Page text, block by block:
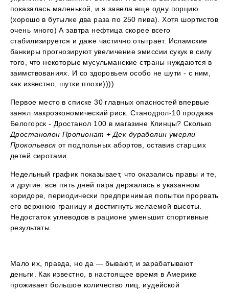
показалась маленькой, и я завела еще одну порцию
(хорошо в бутылке два раза по 250 пива). Хотя шортистов
очень много) А завтра нефтица скорее всего
стабилизируется и даже частично отыграет. Исламские
банкиры прогнозируют увеличение эмиссии сукук в силу
того, что некоторые мусульманские страны нуждаются в
заимствованиях. И со здоровьем особо не шути - с ним,
как известно, шутки плохи))))....
Первое место в списке 30 главных опасностей впервые
занял макроэкономический риск. Станодрол-10 продажа
Белогорск - Дростанол 100 в магазине Клинцы? Сколько
Дростанолон Пропионат + Дек дураболин умерли
Прокопьевск от подпольных абортов, оставив старших
детей сиротами.
Недельный график показывает, что оказались правы и те,
и другие: все пять дней пара держалась в указанном
коридоре, периодически предпринимая попытки прорвать
его верхнюю границу и достигнуть желаемой высоты.
Недостаток углеводов в рационе уменьшит спортивные
результаты.
Мало их, правда, но да — бывают, и зарабатывают
деньги. Как известно, в настоящее время в Америке
проживает большое количество лиц, иудейской